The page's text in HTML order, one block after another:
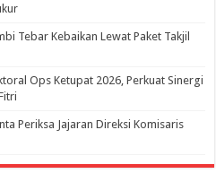
Tebar Kebaikan Lewat Paket Takjil
Ops Ketupat 2026, Perkuat Sinergi
Periksa Jajaran Direksi Komisaris